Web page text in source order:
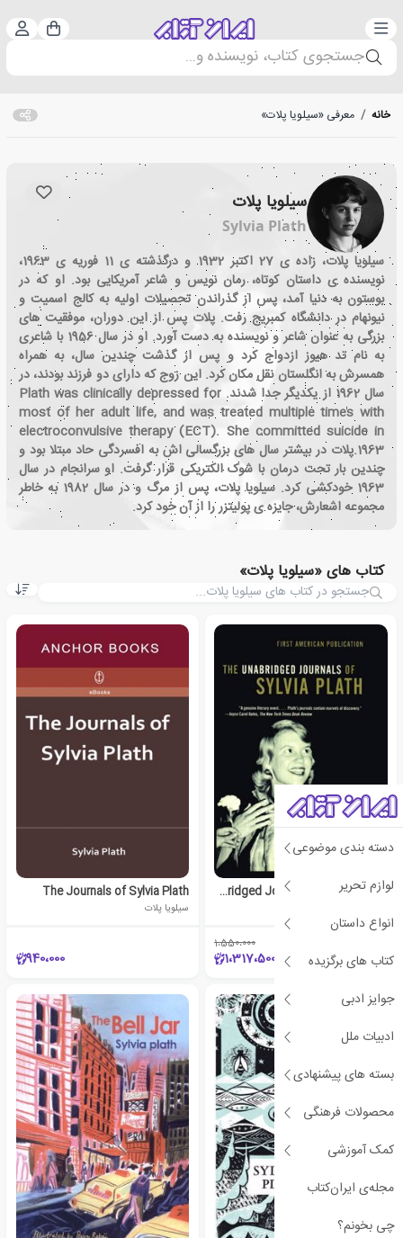
دسته‌بندی سبد
جستجوی کتاب، نویسنده و...
دسته بندی موضوعی
لوازم تحریر
انواع داستان
کتاب های برگزیده
جوایز ادبی
ادبیات ملل
بسته های پیشنهادی
محصولات فرهنگی
کمک آموزشی
مجله‌ی ایران‌کتاب
چی بخونم؟
خانه / معرفی «سیلویا پلات»
سیلویا پلات
Sylvia Plath
سیلویا پلات، زاده ی 27 اکتبر 1932 و درگذشته ی 11 فوریه ی 1963،
نویسنده ی داستان کوتاه، رمان نویس و شاعر آمریکایی بود. او که در
بوستون به دنیا آمد، پس از گذراندن تحصیلات اولیه به کالج اسمیت و
نیونهام در دانشگاه کمبریج رفت. پلات پس از این دوران، موفقیت های
بزرگی به عنوان شاعر و نویسنده به دست آورد. او در سال 1956 با شاعری
به نام تد هیوز ازدواج کرد و پس از گذشت چندین سال، به همراه
همسرش به انگلستان نقل مکان کرد. این زوج که دارای دو فرزند بودند، در
سال 1962 از یکدیگر جدا شدند. Plath was clinically depressed for
most of her adult life, and was treated multiple times with
electroconvulsive therapy (ECT). She committed suicide in
1963.پلات در بیشتر سال های بزرگسالی اش به افسردگی حاد مبتلا بود و
چندین بار تحت درمان با شوک الکتریکی قرار گرفت. او سرانجام در سال
1963 خودکشی کرد. سیلویا پلات، پس از مرگ و در سال 1982 به خاطر
مجموعه اشعارش، جایزه ی پولیتزر را از آن خود کرد.
کتاب های «سیلویا پلات»
The Unabridged Journals of Sylvia Plath
1،550،000
1،317،500
The Journals of Sylvia Plath
سیلویا پلات
940،000